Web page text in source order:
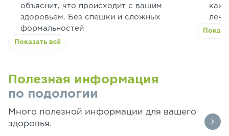
объяснит, что происходит с вашим
здоровьем. Без спешки и сложных
формальностей
Показать всё
Полезная информация
по подологии
Много полезной информации для вашего
здоровья.